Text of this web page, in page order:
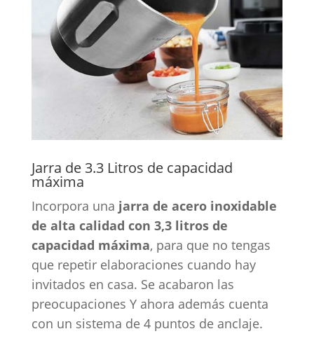
Jarra de 3.3 Litros de capacidad
máxima
Incorpora una jarra de acero inoxidable
de alta calidad con 3,3 litros de
capacidad máxima, para que no tengas
que repetir elaboraciones cuando hay
invitados en casa. Se acabaron las
preocupaciones Y ahora además cuenta
con un sistema de 4 puntos de anclaje.